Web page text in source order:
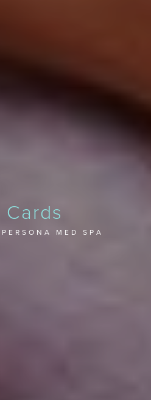
MED SPA